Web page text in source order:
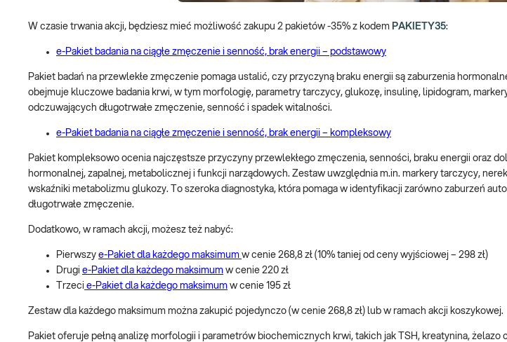
W czasie trwania akcji, będziesz mieć możliwość zakupu 2 pakietów -35% z kodem PAKIETY35:
e-Pakiet badania na ciągłe zmęczenie i senność, brak energii – podstawowy
Pakiet badań na przewlekłe zmęczenie pomaga ustalić, czy przyczyną braku energii są zaburzenia
obejmuje kluczowe badania krwi, w tym morfologię, parametry tarczycy, glukozę, insulinę, lipidogram,
odczuwających długotrwałe zmęczenie, senność i spadek witalności.
e-Pakiet badania na ciągłe zmęczenie i senność, brak energii – kompleksowy
Pakiet kompleksowo ocenia najczęstsze przyczyny przewlekłego zmęczenia, senności, braku energii oraz
hormonalnej, zapalnej, metabolicznej i funkcji narządowych. Zestaw uwzględnia m.in. markery tarczycy,
wskaźniki metabolizmu glukozy. To szeroka diagnostyka, która pomaga w identyfikacji zarówno zaburzeń
długotrwałe zmęczenie.
Dodatkowo, w ramach akcji, możesz też nabyć:
Pierwszy e-Pakiet dla każdego maksimum w cenie 268,8 zł (10% taniej od ceny wyjściowej – 298 zł)
Drugi e-Pakiet dla każdego maksimum w cenie 220 zł
Trzeci e-Pakiet dla każdego maksimum w cenie 195 zł
Zestaw dla każdego maksimum można zakupić pojedynczo (w cenie 268,8 zł) lub w ramach akcji koszykowej.
Pakiet oferuje pełną analizę morfologii i parametrów biochemicznych krwi, takich jak TSH, kreatynina,